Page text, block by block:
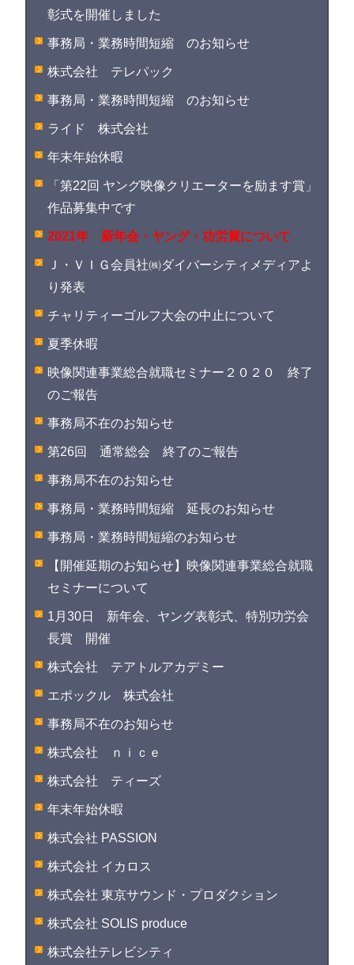
彰式を開催しました
事務局・業務時間短縮 のお知らせ
株式会社 テレパック
事務局・業務時間短縮 のお知らせ
ライド 株式会社
年末年始休暇
「第22回 ヤング映像クリエーターを励ます賞」
作品募集中です
2021年 新年会・ヤング・功労賞について
Ｊ・ＶＩＧ会員社㈱ダイバーシティメディアよ
り発表
チャリティーゴルフ大会の中止について
夏季休暇
映像関連事業総合就職セミナー２０２０ 終了
のご報告
事務局不在のお知らせ
第26回 通常総会 終了のご報告
事務局不在のお知らせ
事務局・業務時間短縮 延長のお知らせ
事務局・業務時間短縮のお知らせ
【開催延期のお知らせ】映像関連事業総合就職
セミナーについて
1月30日 新年会、ヤング表彰式、特別功労会
長賞 開催
株式会社 テアトルアカデミー
エポックル 株式会社
事務局不在のお知らせ
株式会社 ｎｉｃｅ
株式会社 ティーズ
年末年始休暇
株式会社 PASSION
株式会社 イカロス
株式会社 東京サウンド・プロダクション
株式会社 SOLIS produce
株式会社テレビシティ